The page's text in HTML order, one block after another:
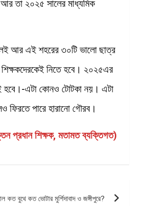
আর তা ২০২৫ সালের মাধ্যমিক
আর এই শহরের ৩০টি ভালো ছাত্র
নিতে হবে। ২০২৫এর
হবে।-এটা কোনও টোটকা নয়। এটা
ফিরতে পারে হারানো গৌরব।
প্রধান শিক্ষক, মতামত ব্যক্তিগত)
কত বুথে কত ভোটার মুর্শিদাবাদ ও জঙ্গীপুরে?